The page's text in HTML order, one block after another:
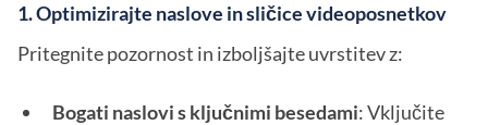
1. Optimizirajte naslove in sličice videoposnetkov
Pritegnite pozornost in izboljšajte uvrstitev z:
Bogati naslovi s ključnimi besedami: Vključite